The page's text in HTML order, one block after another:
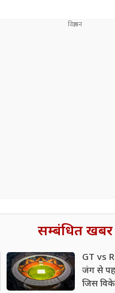
सम्बंधित खबर
GT vs
जंग से
जिस